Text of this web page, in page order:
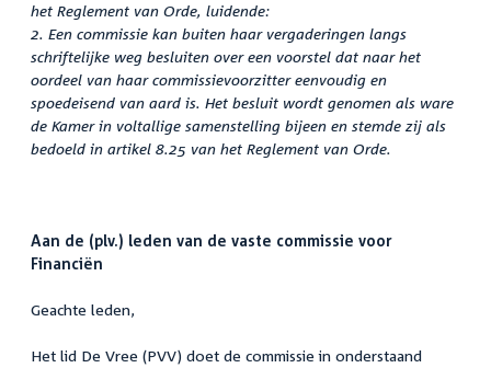
het Reglement van Orde, luidende:
2. Een commissie kan buiten haar vergaderingen langs
schriftelijke weg besluiten over een voorstel dat naar het
oordeel van haar commissievoorzitter eenvoudig en
spoedeisend van aard is. Het besluit wordt genomen als ware
de Kamer in voltallige samenstelling bijeen en stemde zij als
bedoeld in artikel 8.25 van het Reglement van Orde.
Aan de (plv.) leden van de vaste commissie voor
Financiën
Geachte leden,
Het lid De Vree (PVV) doet de commissie in onderstaand